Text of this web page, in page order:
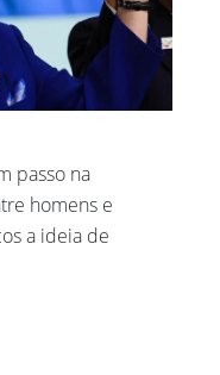
passo na
homens e
a ideia de